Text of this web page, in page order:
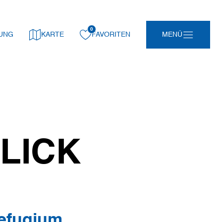
KARTE FAVORITEN
gemerkt:
0
MENÜ